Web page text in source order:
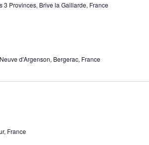
3 Provinces, Brive la Gaillarde, France
d'Argenson, Bergerac, France
France